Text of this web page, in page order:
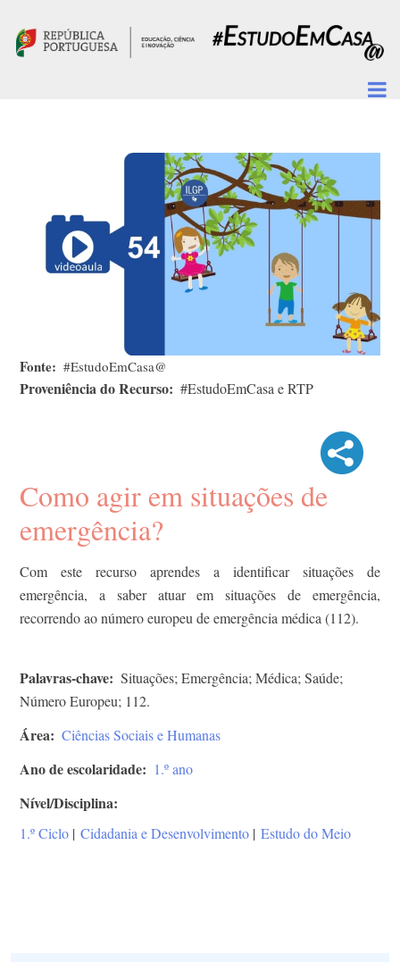
Fonte #EstudoEmCasa@
Proveniência do Recurso #EstudoEmCasa e RTP
Como agir em situações de
emergência?
Com este recurso aprendes a identificar situações de
emergência, a saber atuar em situações de emergência,
recorrendo ao número europeu de emergência médica (112).
Palavras-chave
Situações; Emergência; Médica; Saúde;
Número Europeu; 112.
Área Ciências Sociais e Humanas
Ano de escolaridade 1.º ano
Nível/Disciplina
1.º Ciclo | Cidadania e Desenvolvimento | Estudo do Meio